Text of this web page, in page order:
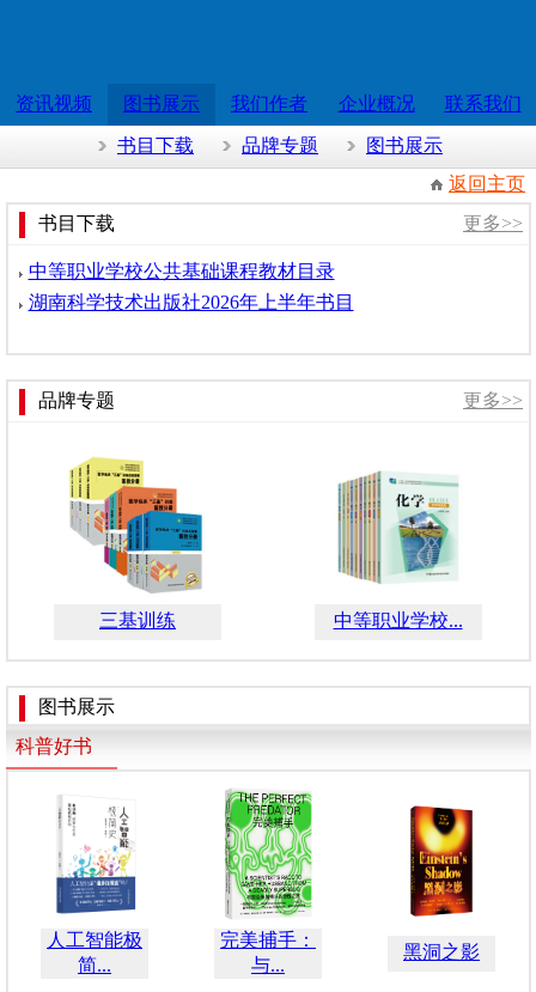
资讯视频 图书展示 我们作者 企业概况 联系我们
书目下载 品牌专题
图书展示
返回主页
书目下载
更多>>
中等职业学校公共基础课程教材目录
湖南科学技术出版社2026年上半年书目
品牌专题 更多>>
三基训练 中等职业学校...
图书展示
科普好书
人工智能极
简...
完美捕手：
与...
黑洞之影